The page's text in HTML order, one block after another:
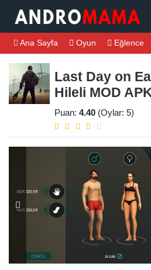
Ana Sayfa Oyun Eğlence
Last Day on
Hileli MOD
Puan: 4.40 (Oylar: 5)